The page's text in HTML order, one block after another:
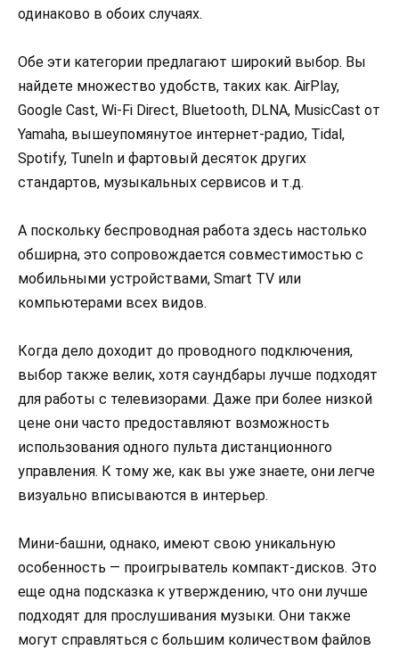
одинаково в обоих случаях.
Обе эти категории предлагают широкий выбор. Вы
найдете множество удобств, таких как. AirPlay,
Google Cast, Wi-Fi Direct, Bluetooth, DLNA, MusicCast от
Yamaha, вышеупомянутое интернет-радио, Tidal,
Spotify, TuneIn и фартовый десяток других
стандартов, музыкальных сервисов и т.д.
А поскольку беспроводная работа здесь настолько
обширна, это сопровождается совместимостью с
мобильными устройствами, Smart TV или
компьютерами всех видов.
Когда дело доходит до проводного подключения,
выбор также велик, хотя саундбары лучше подходят
для работы с телевизорами. Даже при более низкой
цене они часто предоставляют возможность
использования одного пульта дистанционного
управления. К тому же, как вы уже знаете, они легче
визуально вписываются в интерьер.
Мини-башни, однако, имеют свою уникальную
особенность — проигрыватель компакт-дисков. Это
еще одна подсказка к утверждению, что они лучше
подходят для прослушивания музыки. Они также
могут справляться с большим количеством файлов